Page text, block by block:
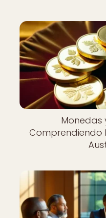
Monedas
Comprendiendo